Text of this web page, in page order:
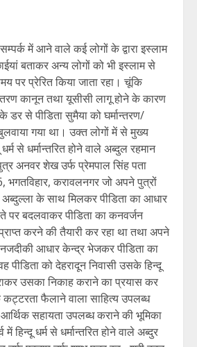
में आने वाले कई लोगों के द्वारा इस्लाम
बताकर अन्य लोगों को भी इस्लाम से
पर प्रेरित किया जाता रहा। चूंकि
कानून तथा यूसीसी लागू होने के कारण
डर से पीडिता सुमैया को घर्मान्तरण/
गया था। उक्त लोगों में से मुख्य
से धर्मान्तरित होने वाले अब्दुल रहमान
अनवर शेख उर्फ प्रेमपाल सिंह पता
करावलनगर जो अपने पुत्रों
के साथ मिलकर पीडिता का आधार
पर बदलवाकर पीडिता का कनवर्जन
करने की तैयारी कर रहा था तथा अपने
आधार केन्द्र भेजकर पीडिता का
पीडिता को देहरादून निवासी उसके हिन्दू
उसका निकाह कराने का प्रयास कर
कट्टरता फैलाने वाला साहित्य उपलब्ध
सहायता उपलब्ध कराने की भूमिका
हिन्दू धर्म से धर्मान्तरित होने वाले अब्दुर